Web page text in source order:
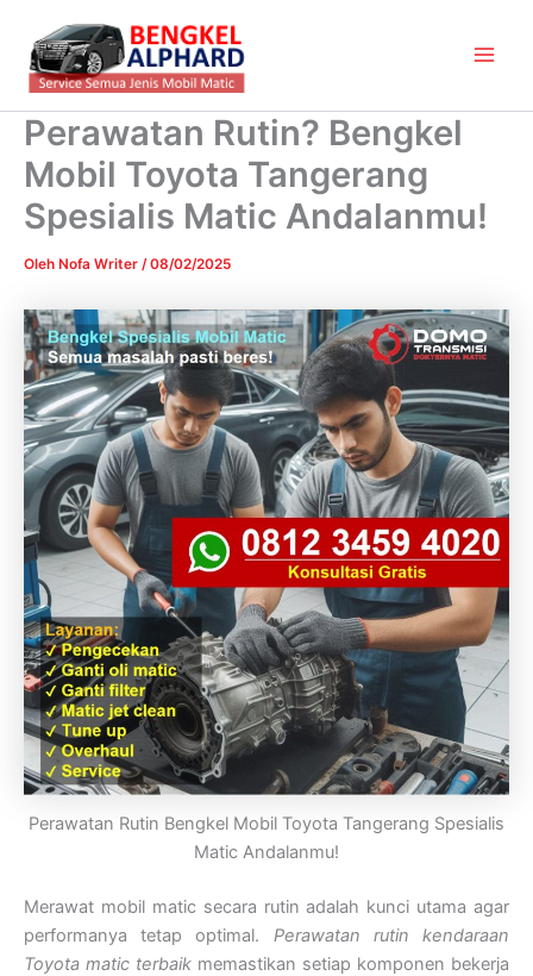
konten
Perawatan Rutin? Bengkel
Mobil Toyota Tangerang
Spesialis Matic Andalanmu!
Oleh Nofa Writer /08/02/2025
Perawatan Rutin Bengkel Mobil Toyota Tangerang Spesialis
Matic Andalanmu!
Merawat mobil matic secara rutin adalah kunci utama agar
performanya tetap optimal. Perawatan rutin kendaraan
Toyota matic terbaik memastikan setiap komponen bekerja